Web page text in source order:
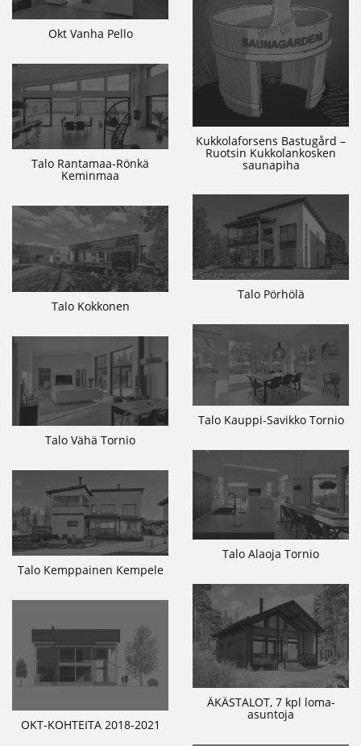
Okt Vanha Pello
Kukkolaforsens Bastugård –
Ruotsin Kukkolankosken
saunapiha
Talo Rantamaa-Rönkä
Keminmaa
Talo Pörhölä
Talo Kokkonen
Talo Kauppi-Savikko Tornio
Talo Vähä Tornio
Talo Alaoja Tornio
Talo Kemppainen Kempele
ÄKÄSTALOT, 7 kpl loma-
asuntoja
OKT-KOHTEITA 2018-2021